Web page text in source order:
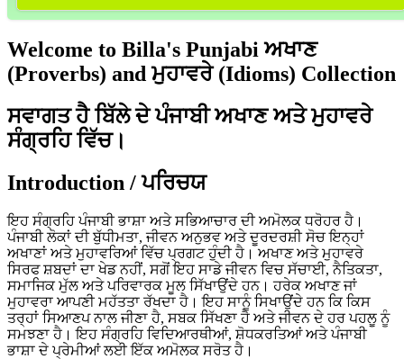
Welcome to Billa's Punjabi ਅਖਾਣ
(Proverbs) and ਮੁਹਾਵਰੇ (Idioms) Collection
ਸਵਾਗਤ ਹੈ ਬਿੱਲੇ ਦੇ ਪੰਜਾਬੀ ਅਖਾਣ ਅਤੇ ਮੁਹਾਵਰੇ
ਸੰਗ੍ਰਹਿ ਵਿੱਚ।
Introduction / ਪਰਿਚਯ
ਇਹ ਸੰਗ੍ਰਹਿ ਪੰਜਾਬੀ ਭਾਸ਼ਾ ਅਤੇ ਸਭਿਆਚਾਰ ਦੀ ਅਮੋਲਕ ਧਰੋਹਰ ਹੈ।
ਪੰਜਾਬੀ ਲੋਕਾਂ ਦੀ ਬੁੱਧੀਮਤਾ, ਜੀਵਨ ਅਨੁਭਵ ਅਤੇ ਦੂਰਦਰਸ਼ੀ ਸੋਚ ਇਨ੍ਹਾਂ
ਅਖਾਣਾਂ ਅਤੇ ਮੁਹਾਵਰਿਆਂ ਵਿੱਚ ਪ੍ਰਗਟ ਹੁੰਦੀ ਹੈ। ਅਖਾਣ ਅਤੇ ਮੁਹਾਵਰੇ
ਸਿਰਫ ਸ਼ਬਦਾਂ ਦਾ ਖੇਡ ਨਹੀਂ, ਸਗੋਂ ਇਹ ਸਾਡੇ ਜੀਵਨ ਵਿਚ ਸੱਚਾਈ, ਨੈਤਿਕਤਾ,
ਸਮਾਜਿਕ ਮੁੱਲ ਅਤੇ ਪਰਿਵਾਰਕ ਮੂਲ ਸਿੱਖਾਉਂਦੇ ਹਨ। ਹਰੇਕ ਅਖਾਣ ਜਾਂ
ਮੁਹਾਵਰਾ ਆਪਣੀ ਮਹੱਤਤਾ ਰੱਖਦਾ ਹੈ। ਇਹ ਸਾਨੂੰ ਸਿਖਾਉਂਦੇ ਹਨ ਕਿ ਕਿਸ
ਤਰ੍ਹਾਂ ਸਿਆਣਪ ਨਾਲ ਜੀਣਾ ਹੈ, ਸਬਕ ਸਿੱਖਣਾ ਹੈ ਅਤੇ ਜੀਵਨ ਦੇ ਹਰ ਪਹਲੂ ਨੂੰ
ਸਮਝਣਾ ਹੈ। ਇਹ ਸੰਗ੍ਰਹਿ ਵਿਦਿਆਰਥੀਆਂ, ਸ਼ੋਧਕਰਤਿਆਂ ਅਤੇ ਪੰਜਾਬੀ
ਭਾਸ਼ਾ ਦੇ ਪ੍ਰੇਮੀਆਂ ਲਈ ਇੱਕ ਅਮੋਲਕ ਸਰੋਤ ਹੈ।